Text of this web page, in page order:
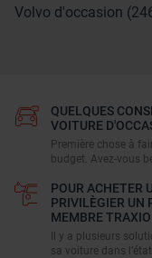
Volvo d'occasion
QUELQUES
VOITURE
Première chose à
budget. Avez-vous
POUR ACHETER
PRIVILÈGIER UN
MEMBRE TRAXIO
Il y a plusieurs
sa voiture dans